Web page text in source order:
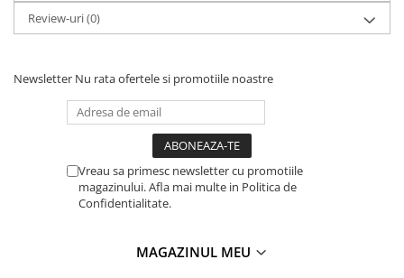
Review-uri(0)
Newsletter Nu rata ofertele si promotiile noastre
Vreau sa primesc newsletter cu promotiile
magazinului. Afla mai multe in Politica de
Confidentialitate.
MAGAZINUL MEU